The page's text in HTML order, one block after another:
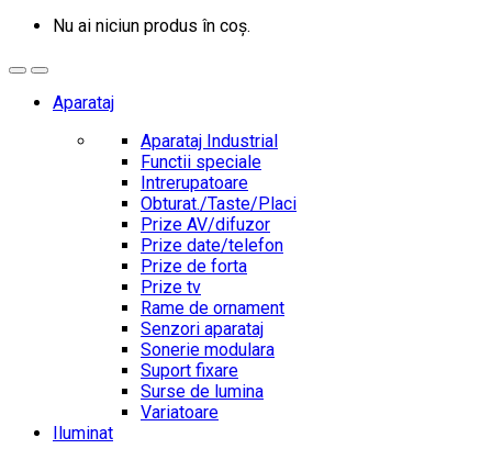
Nu ai niciun produs în coș.
Aparataj
Aparataj Industrial
Functii speciale
Intrerupatoare
Obturat./Taste/Placi
Prize AV/difuzor
Prize date/telefon
Prize de forta
Prize tv
Rame de ornament
Senzori aparataj
Sonerie modulara
Suport fixare
Surse de lumina
Variatoare
Iluminat